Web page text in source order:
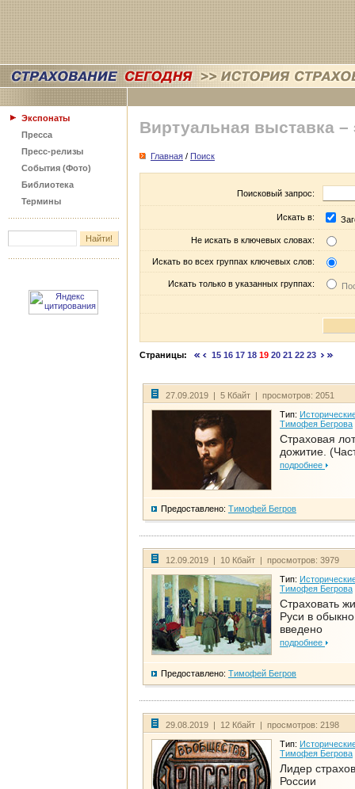
Экспонаты
Пресса
Пресс-релизы
События (Фото)
Библиотека
Термины
Виртуальная выставка –
Главная / Поиск
Поисковый запрос:
Искать в:
Не искать в ключевых словах:
Искать во всех группах ключевых слов:
Искать только в указанных группах:
Страницы: 15 16 17 18 19 20 21 22 23
27.09.2019 | 5 Кбайт | просмотров: 2051
Тип:
Тимофея Бегрова
Страховая
дожитие.
подробнее
Предоставлено: Тимофей Бегров
12.09.2019 | 10 Кбайт | просмотров: 3979
Тип:
Тимофея Бегрова
Страховать
Руси в
введено
подробнее
Предоставлено: Тимофей Бегров
29.08.2019 | 12 Кбайт | просмотров: 2198
Тип:
Тимофея Бегрова
Лидер
России